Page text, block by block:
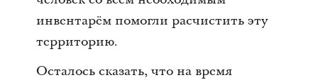
инвентарём помогли расчистить эту
территорию.
Осталось сказать, что на время